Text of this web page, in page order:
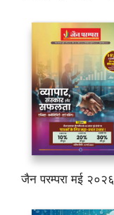
जैन परम्परा मई २०२६